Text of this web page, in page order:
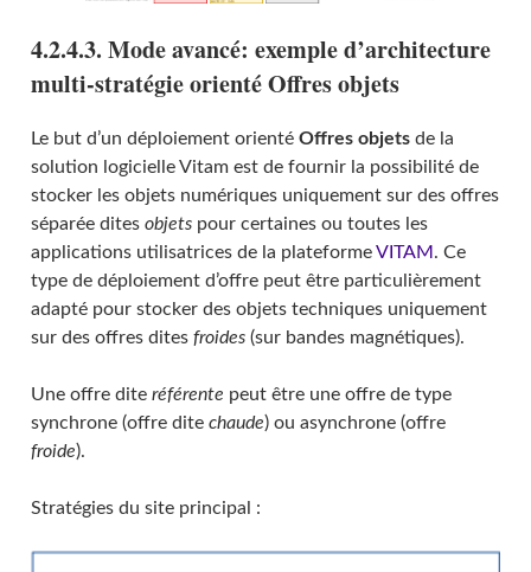
4.2.4.3. Mode avancé: exemple d’architecture
multi-stratégie orienté Offres objets
Le but d’un déploiement orienté Offres objetsde la
solution logicielle Vitam est de fournir la possibilité de
stocker les objets numériques uniquement sur des offres
séparée dites objetspour certaines ou toutes les
applications utilisatrices de la plateformeVITAM . Ce
type de déploiement d’offre peut être particulièrement
adapté pour stocker des objets techniques uniquement
sur des offres dites froides(sur bandes magnétiques).
Une offre dite référente peut être une offre de type
synchrone (offre dite chaude) ou asynchrone (offre
froide).
Stratégies du site principal :